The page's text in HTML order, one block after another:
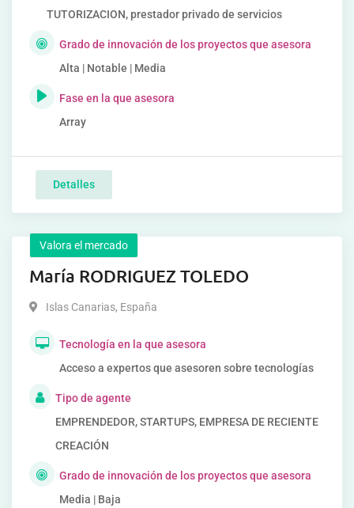
TUTORIZACION, prestador privado de servicios
Grado de innovación de los proyectos que asesora
Alta | Notable | Media
Fase en la que asesora
Array
Detalles
Valora el mercado
María RODRIGUEZ TOLEDO
Islas Canarias, España
Tecnología en la que asesora
Acceso a expertos que asesoren sobre tecnologías
Tipo de agente
EMPRENDEDOR, STARTUPS, EMPRESA DE RECIENTE
CREACIÓN
Grado de innovación de los proyectos que asesora
Media | Baja